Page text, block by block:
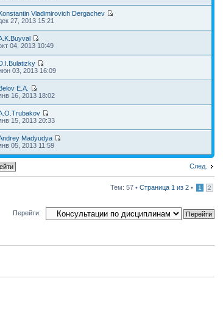
Vladimirovich Dergachev
27, 2013 15:21
04, 2013 10:49
03, 2013 16:09
E.A.
16, 2013 18:02
15, 2013 20:33
Madyudya
05, 2013 11:59
След.
Тем: 57 • Страница 1 из 2 • 1 2
Перейти: